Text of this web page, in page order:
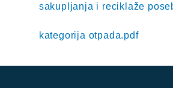
sakupljanja i reciklaže
kategorija otpada.pdf